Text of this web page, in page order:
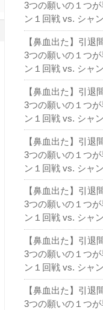
3つの願いの１つ
ン１回戦 vs. シャ
【鼻血出た】引退
3つの願いの１つ
ン１回戦 vs. シャ
【鼻血出た】引退
3つの願いの１つ
ン１回戦 vs. シャ
【鼻血出た】引退
3つの願いの１つ
ン１回戦 vs. シャ
【鼻血出た】引退
3つの願いの１つ
ン１回戦 vs. シャ
【鼻血出た】引退
3つの願いの１つ
ン１回戦 vs. シャ
【鼻血出た】引退
3つの願いの１つ